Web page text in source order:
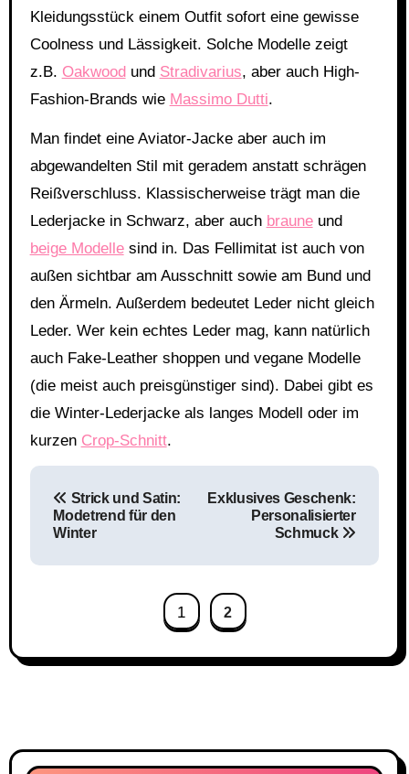
Kleidungsstück einem Outfit sofort eine gewisse
Coolness und Lässigkeit. Solche Modelle zeigt
z.B. Oakwoodund Stradivarius, aber auch High-
Fashion-Brands wie Massimo Dutti.
Man findet eine Aviator-Jacke aber auch im
abgewandelten Stil mit geradem anstatt schrägen
Reißverschluss. Klassischerweise trägt man die
Lederjacke in Schwarz, aber auch brauneund
beige Modellesind in. Das Fellimitat ist auch von
außen sichtbar am Ausschnitt sowie am Bund und
den Ärmeln. Außerdem bedeutet Leder nicht gleich
Leder. Wer kein echtes Leder mag, kann natürlich
auch Fake-Leather shoppen und vegane Modelle
(die meist auch preisgünstiger sind). Dabei gibt es
die Winter-Lederjacke als langes Modell oder im
kurzen Crop-Schnitt.
Beitragsnavigation
Strick und Satin:
Modetrend für den
Winter
Exklusives Geschenk:
Personalisierter
Schmuck
1 2